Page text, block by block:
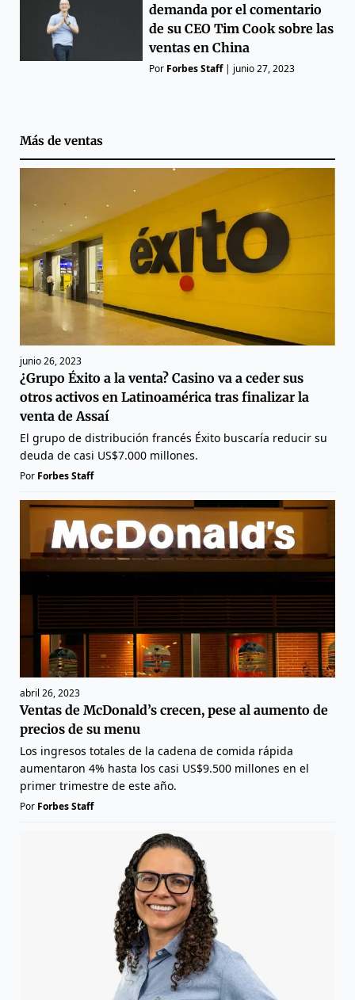
demanda por el comentario
de su CEO Tim Cook sobre las
ventas en China
Por Forbes Staff| junio 27, 2023
Más de ventas
junio 26, 2023
¿Grupo Éxito a la venta? Casino va a ceder sus
otros activos en Latinoamérica tras finalizar la
venta de Assaí
El grupo de distribución francés Éxito buscaría reducir su
deuda de casi US$7.000 millones.
Por Forbes Staff
abril 26, 2023
Ventas de McDonald’s crecen, pese al aumento de
precios de su menu
Los ingresos totales de la cadena de comida rápida
aumentaron 4% hasta los casi US$9.500 millones en el
primer trimestre de este año.
Por Forbes Staff